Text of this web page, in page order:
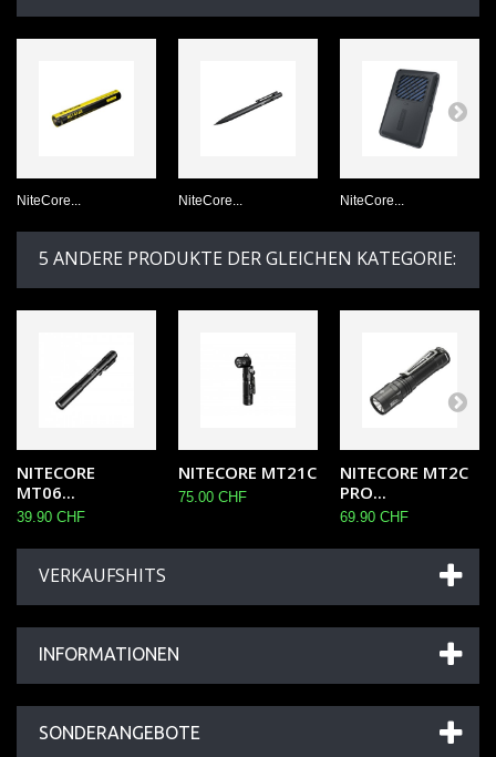
NiteCore... NiteCore... NiteCore...
5 ANDERE PRODUKTE DER GLEICHEN KATEGORIE:
NITECORE
MT06...
39.90 CHF
NITECORE MT21C
75.00 CHF
NITECORE MT2C
PRO...
69.90 CHF
VERKAUFSHITS
INFORMATIONEN
SONDERANGEBOTE